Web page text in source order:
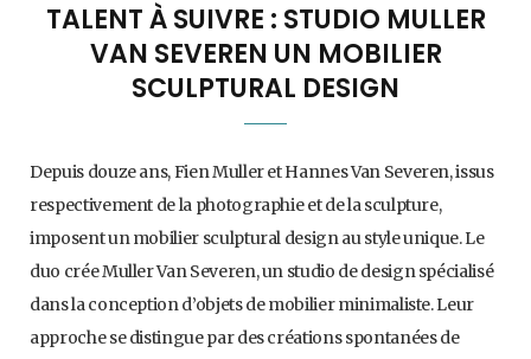
TALENT À SUIVRE : STUDIO MULLER
VAN SEVEREN UN MOBILIER
SCULPTURAL DESIGN
Depuis douze ans, Fien Muller et Hannes Van Severen, issus
respectivement de la photographie et de la sculpture,
imposent un mobilier sculptural design au style unique. Le
duo crée Muller Van Severen, un studio de design spécialisé
dans la conception d’objets de mobilier minimaliste. Leur
approche se distingue par des créations spontanées de